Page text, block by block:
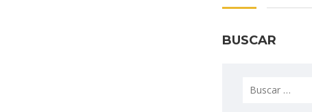
BUSCAR
Buscar: